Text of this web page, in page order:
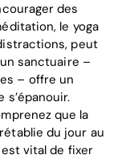
des
le yoga
peut
sanctuaire –
– offre un
s’épanouir.
que la
du jour au
vital de fixer